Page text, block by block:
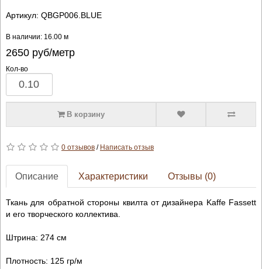
Артикул: QBGP006.BLUE
В наличии: 16.00 м
2650руб/метр
Кол-во
В корзину
0 отзывов/ Написать отзыв
Описание Характеристики Отзывы (0)
Ткань для обратной стороны квилта от дизайнера Kaffe Fassett
и его творческого коллектива.
Штрина: 274 см
Плотность: 125 гр/м